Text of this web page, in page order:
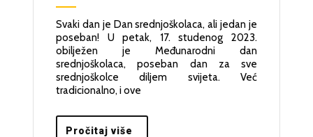
Dan
Svaki dan je Dan srednjoškolaca, ali jedan je
poseban! U petak, 17. studenog 2023.
obilježen je Međunarodni dan
srednjoškolaca, poseban dan za sve
srednjoškolce diljem svijeta. Već
tradicionalno, i ove
Pročitaj više